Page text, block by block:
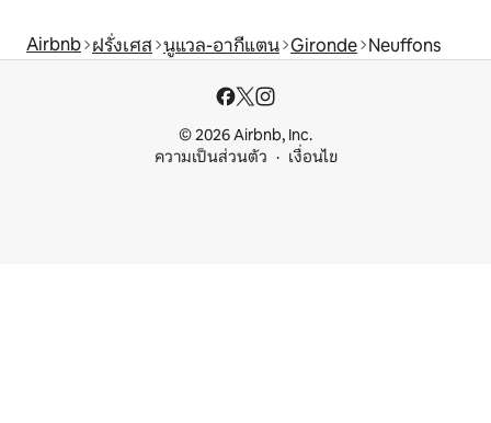
Airbnb ฝรั่งเศส นูแวล-อากีแตน Gironde Neuffons
© 2026 Airbnb, Inc.
ความเป็นส่วนตัว
เงื่อนไข